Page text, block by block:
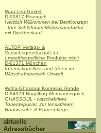
Waa-Lea GmbH
D-99817 Eisenach
Herzlich Willkommen bei BettKonzept
- Ihre Schlafraum-Möbelmanufaktur
mit Direktverkauf
ALTOP Verlags- &
Vertriebsgesellschaft für
umweltfreundliche Produkte mbH
D-81371 München
Informationsfluss und Ideen im
Wirtschaftsbereich Umwelt
Witha-Ghassoul Kornelius Rohde
D-84329 Rogglfing-Wurmannsquick
GHASSOUL - waschaktives
Tonerdepulver, zur tensidfreien
Haarwäsche & Körperpflege.
aktuelle
Adressbücher